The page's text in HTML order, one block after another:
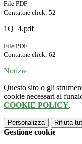
File PDF
Contatore click: 52
1Q_4.pdf
File PDF
Contatore click: 62
Notizie
Questo sito o gli
cookie necessari al
COOKIE POLICY.
Personalizza Rifiuta
Gestione cookie